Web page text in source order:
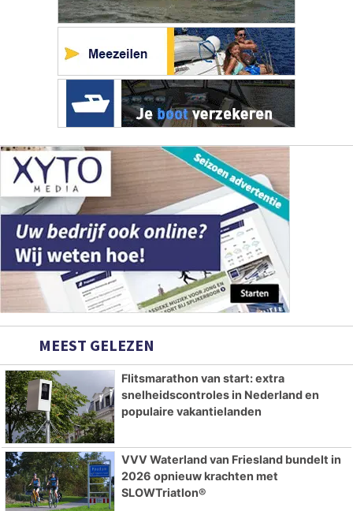
MEEST GELEZEN
Flitsmarathon van start: extra
snelheidscontroles in Nederland en
populaire vakantielanden
VVV Waterland van Friesland bundelt in
2026 opnieuw krachten met
SLOWTriatlon®